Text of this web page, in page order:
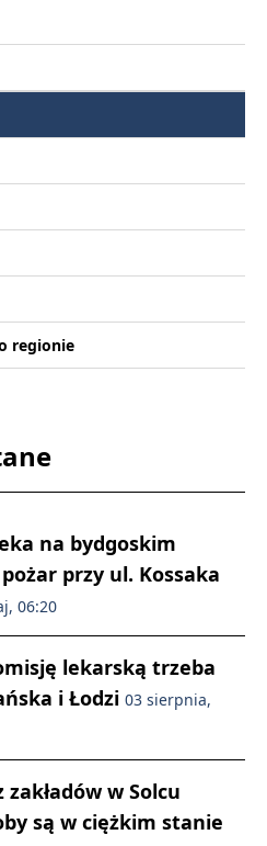
regionie
na bydgoskim
przy ul. Kossaka
06:20
lekarską trzeba
i Łodzi 03 sierpnia,
w Solcu
są w ciężkim stanie